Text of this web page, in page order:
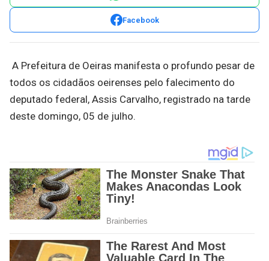
Facebook
A Prefeitura de Oeiras manifesta o profundo pesar de
todos os cidadãos oeirenses pelo falecimento do
deputado federal, Assis Carvalho, registrado na tarde
deste domingo, 05 de julho.